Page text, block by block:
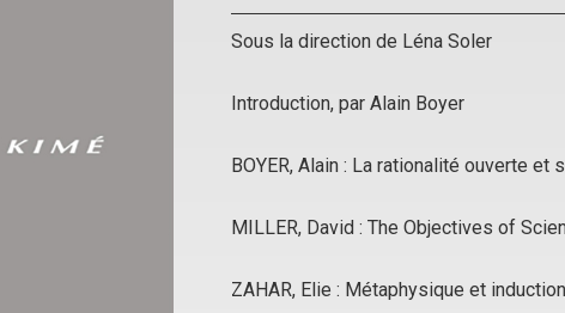
Sous la direction de Léna Soler
Introduction, par Alain Boyer
BOYER, Alain : La rationalité ouverte et
MILLER, David : The Objectives of
ZAHAR, Elie : Métaphysique et induction